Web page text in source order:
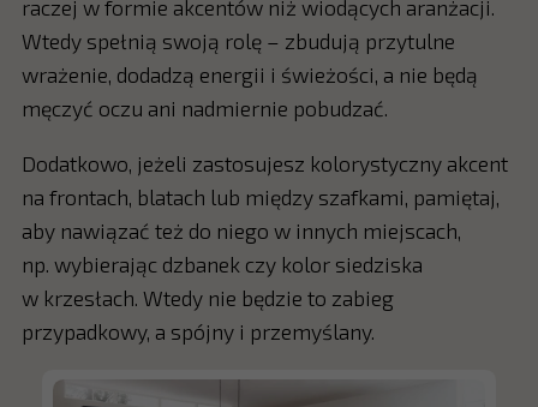
raczej w formie akcentów niż wiodących aranżacji.
Wtedy spełnią swoją rolę – zbudują przytulne
wrażenie, dodadzą energii i świeżości, a nie będą
męczyć oczu ani nadmiernie pobudzać.
Dodatkowo, jeżeli zastosujesz kolorystyczny akcent
na frontach, blatach lub między szafkami, pamiętaj,
aby nawiązać też do niego w innych miejscach,
np. wybierając dzbanek czy kolor siedziska
w krzesłach. Wtedy nie będzie to zabieg
przypadkowy, a spójny i przemyślany.